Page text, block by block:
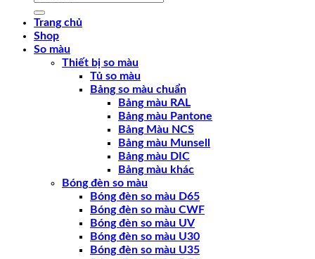
Trang chủ
Shop
So màu
Thiết bị so màu
Tủ so màu
Bảng so màu chuẩn
Bảng màu RAL
Bảng màu Pantone
Bảng Màu NCS
Bảng màu Munsell
Bảng màu DIC
Bảng màu khác
Bóng đèn so màu
Bóng đèn so màu D65
Bóng đèn so màu CWF
Bóng đèn so màu UV
Bóng đèn so màu U30
Bóng đèn so màu U35